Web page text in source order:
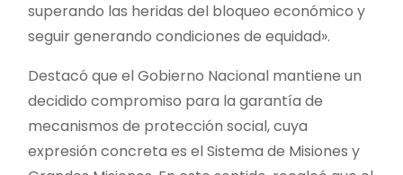
superando las heridas del bloqueo económico y
seguir generando condiciones de equidad».
Destacó que el Gobierno Nacional mantiene un
decidido compromiso para la garantía de
mecanismos de protección social, cuya
expresión concreta es el Sistema de Misiones y